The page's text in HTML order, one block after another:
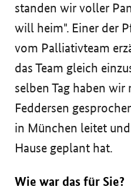
standen wir voller
will heim". Einer der
vom Palliativteam
das Team gleich
selben Tag haben
Feddersen
in München leitet
Hause geplant hat.
Wie war das für Sie?